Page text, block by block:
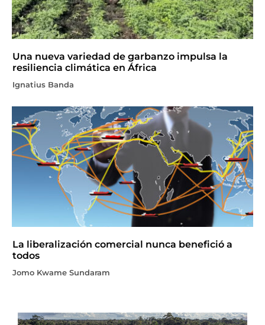
Una nueva variedad de garbanzo impulsa la
resiliencia climática en África
Ignatius Banda
La liberalización comercial nunca benefició a
todos
Jomo Kwame Sundaram